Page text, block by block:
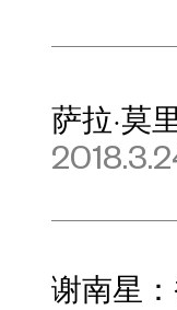
萨拉·莫
谢南星